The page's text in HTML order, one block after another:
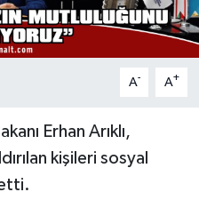
A- A+
Erhan Arıklı,
kişileri sosyal